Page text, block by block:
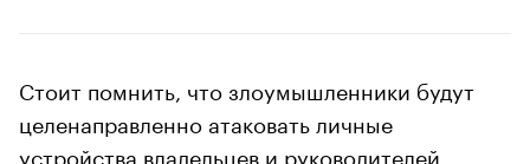
Стоит помнить, что злоумышленники будут
целенаправленно атаковать личные
устройства владельцев и руководителей